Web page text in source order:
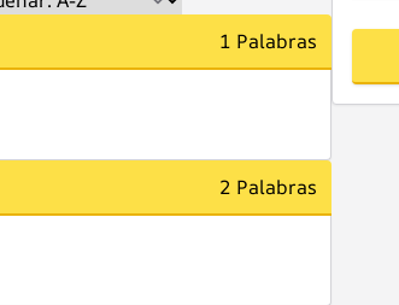
1 Palabras
2 Palabras